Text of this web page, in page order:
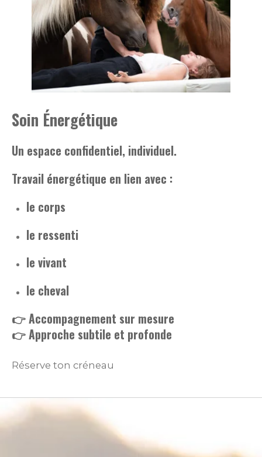
Soin Énergétique
Un espace confidentiel, individuel.
Travail énergétique en lien avec :
le corps
le ressenti
le vivant
le cheval
👉 Accompagnement sur mesure
👉 Approche subtile et profonde
Réserve ton créneau